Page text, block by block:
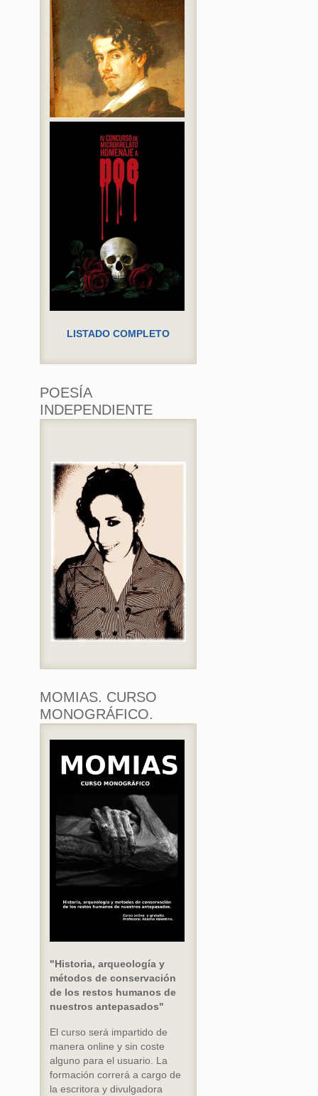
LISTADO COMPLETO
POESÍA
INDEPENDIENTE
MOMIAS. CURSO
MONOGRÁFICO.
"Historia, arqueología y
métodos de conservación
de los restos humanos de
nuestros antepasados"
El curso será impartido de
manera online y sin coste
alguno para el usuario. La
formación correrá a cargo de
la escritora y divulgadora